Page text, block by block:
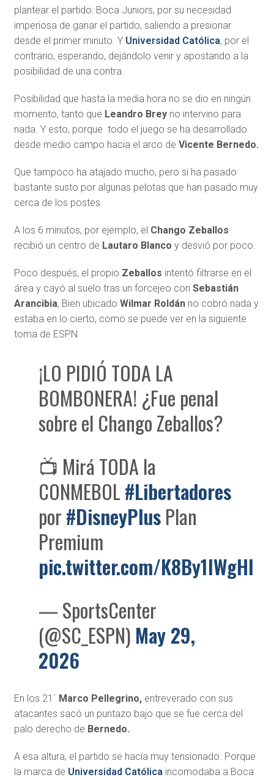
plantear el partido: Boca Juniors, por su necesidad
imperiosa de ganar el partido, saliendo a presionar
desde el primer minuto. Y Universidad Católica, por el
contrario, esperando, dejándolo venir y apostando a la
posibilidad de una contra.
Posibilidad que hasta la media hora no se dio en ningún
momento, tanto que Leandro Brey no intervino para
nada. Y esto, porque todo el juego se ha desarrollado
desde medio campo hacia el arco de Vicente Bernedo.
Que tampoco ha atajado mucho, pero si ha pasado
bastante susto por algunas pelotas que han pasado muy
cerca de los postes.
A los 6 minutos, por ejemplo, el Chango Zeballos
recibió un centro de Lautaro Blanco y desvió por poco.
Poco después, el propio Zeballos intentó filtrarse en el
área y cayó al suelo tras un forcejeo con Sebastián
Arancibia, Bien ubicado Wilmar Roldánno cobró nada y
estaba en lo cierto, como se puede ver en la siguiente
toma de ESPN
¡LO PIDIÓ TODA LA
BOMBONERA! ¿Fue penal
sobre el Chango Zeballos?
📺 Mirá TODA la
CONMEBOL#Libertadores
por#DisneyPlusPlan
Premium
pic.twitter.com/K8By1IWgHI
— SportsCenter
(@SC_ESPN) May 29,
2026
En los 21´ Marco Pellegrino, entreverado con sus
atacantes sacó un puntazo bajo que se fue cerca del
palo derecho de Bernedo.
A esa altura, el partido se hacía muy tensionado. Porque
la marca de Universidad Católicaincomodaba a Boca